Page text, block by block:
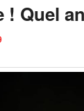
! Quel